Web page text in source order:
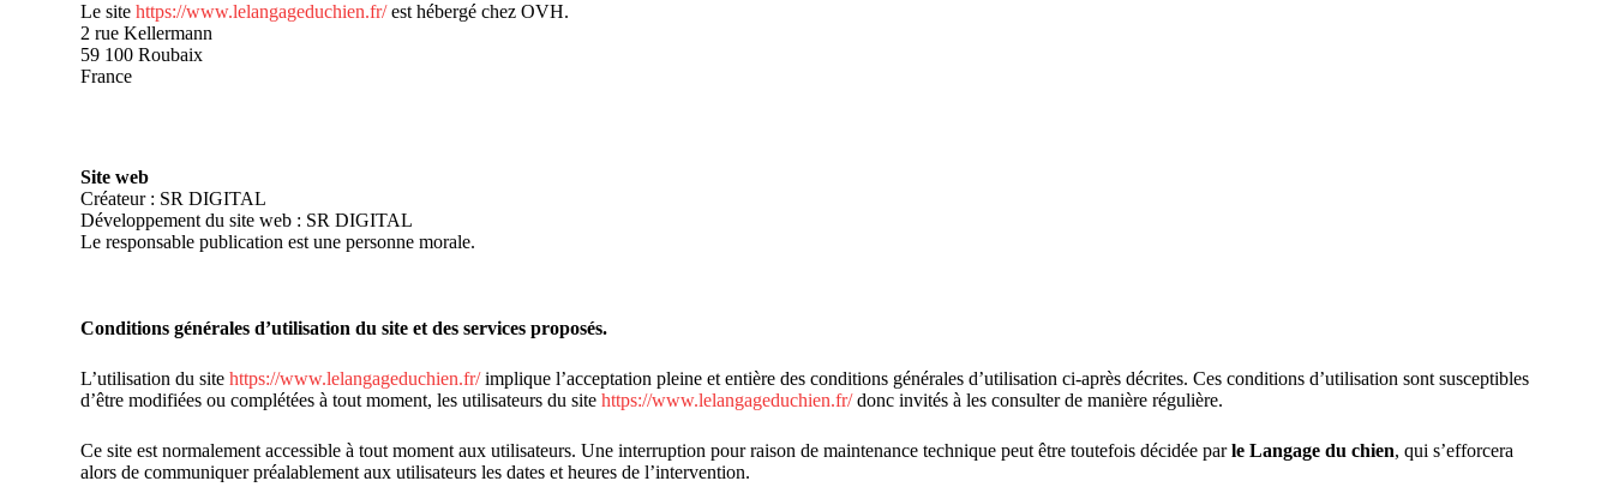
Le sitehttps://www.lelangageduchien.fr/est hébergé chez OVH.
2 rue Kellermann
59 100 Roubaix
France
Site web
Créateur : SR DIGITAL
Développement du site web : SR DIGITAL
Le responsable publication est une personne morale.
Conditions générales d’utilisation du site et des services proposés.
L’utilisation du sitehttps://www.lelangageduchien.fr/implique l’acceptation pleine et entière des conditions générales d’utilisation ci-après décrites. Ces conditions d’utilisation sont susceptibles
d’être modifiées ou complétées à tout moment, les utilisateurs du sitehttps://www.lelangageduchien.fr/donc invités à les consulter de manière régulière.
Ce site est normalement accessible à tout moment aux utilisateurs. Une interruption pour raison de maintenance technique peut être toutefois décidée parle Langage du chien, qui s’efforcera
alors de communiquer préalablement aux utilisateurs les dates et heures de l’intervention.